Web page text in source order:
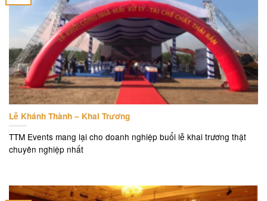
Lễ Khánh Thành – Khai Trương
TTM Events mang lại cho doanh nghiệp buổi lễ khai trương thật
chuyên nghiệp nhất